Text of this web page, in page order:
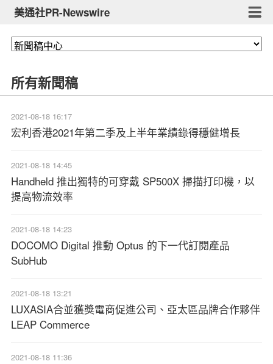
美通社PR-Newswire
所有新聞稿
2021-08-18 16:17
宏利香港2021年第二季及上半年業績錄得穩健增長
2021-08-18 14:45
Handheld 推出獨特的可穿戴 SP500X 掃描打印機，以
提高物流效率
2021-08-18 14:23
DOCOMO Digital 推動 Optus 的下一代訂閱產品
SubHub
2021-08-18 13:21
LUXASIA合並獲獎電商促進公司、亞太區品牌合作夥伴
LEAP Commerce
2021-08-18 11:36